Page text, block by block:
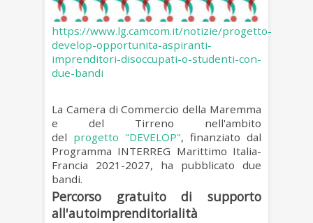
https://www.lg.camcom.it/notizie/progetto-
develop-opportunita-aspiranti-
imprenditori-disoccupati-o-studenti-con-
due-bandi
La Camera di Commercio della Maremma
e del Tirreno nell'ambito
del progetto "DEVELOP", finanziato dal
Programma INTERREG Marittimo Italia-
Francia 2021-2027, ha pubblicato due
bandi.
Percorso gratuito di supporto
all'autoimprenditorialità